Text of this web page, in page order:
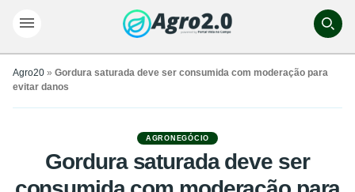
Agro20 » Gordura saturada deve ser consumida com moderação para
evitar danos
AGRONEGÓCIO
Gordura saturada deve ser